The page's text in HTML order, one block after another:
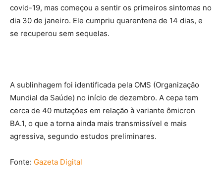
covid-19, mas começou a sentir os primeiros sintomas no
dia 30 de janeiro. Ele cumpriu quarentena de 14 dias, e
se recuperou sem sequelas.
A sublinhagem foi identificada pela OMS (Organização
Mundial da Saúde) no início de dezembro. A cepa tem
cerca de 40 mutações em relação à variante ômicron
BA.1, o que a torna ainda mais transmissível e mais
agressiva, segundo estudos preliminares.
Fonte: Gazeta Digital